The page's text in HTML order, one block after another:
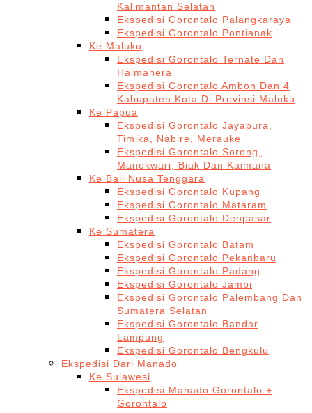
Kalimantan Selatan
Ekspedisi Gorontalo Palangkaraya
Ekspedisi Gorontalo Pontianak
Ke Maluku
Ekspedisi Gorontalo Ternate Dan
Halmahera
Ekspedisi Gorontalo Ambon Dan 4
Kabupaten Kota Di Provinsi Maluku
Ke Papua
Ekspedisi Gorontalo Jayapura,
Timika, Nabire, Merauke
Ekspedisi Gorontalo Sorong,
Manokwari, Biak Dan Kaimana
Ke Bali Nusa Tenggara
Ekspedisi Gorontalo Kupang
Ekspedisi Gorontalo Mataram
Ekspedisi Gorontalo Denpasar
Ke Sumatera
Ekspedisi Gorontalo Batam
Ekspedisi Gorontalo Pekanbaru
Ekspedisi Gorontalo Padang
Ekspedisi Gorontalo Jambi
Ekspedisi Gorontalo Palembang Dan
Sumatera Selatan
Ekspedisi Gorontalo Bandar
Lampung
Ekspedisi Gorontalo Bengkulu
Ekspedisi Dari Manado
Ke Sulawesi
Ekspedisi Manado Gorontalo +
Gorontalo